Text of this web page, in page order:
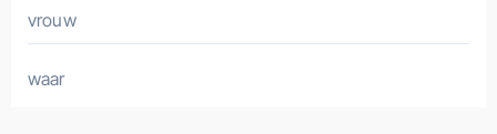
vrouw
waar